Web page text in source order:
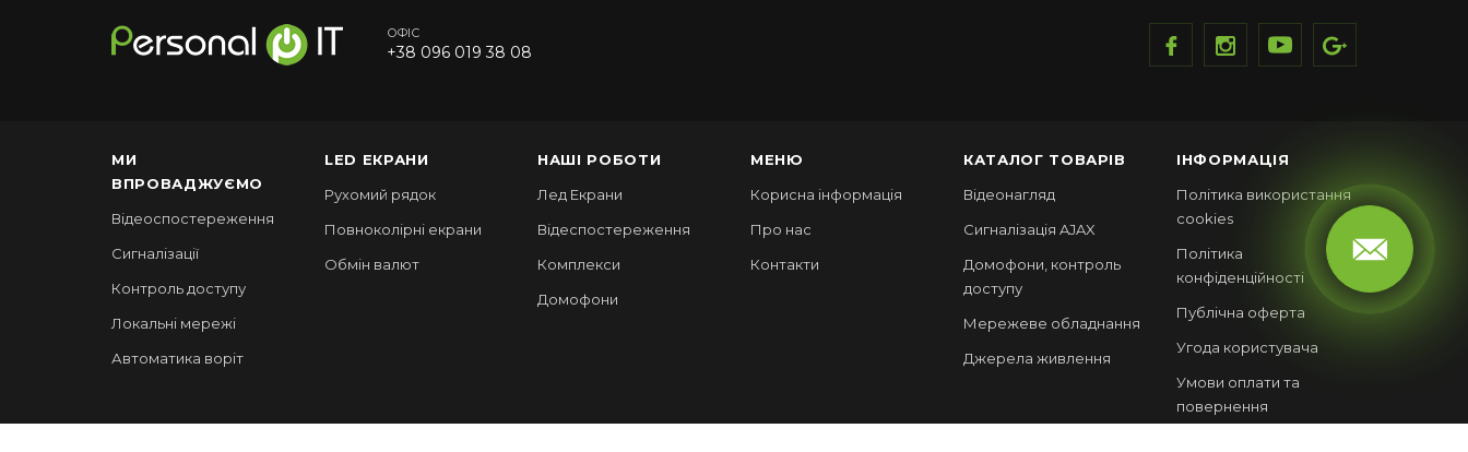
ОФІС
+38 096 019 38 08
МИ
ВПРОВАДЖУЄМО
Відеоспостереження
Сигналізації
Контроль доступу
Локальні мережі
Автоматика воріт
LED ЕКРАНИ
Рухомий рядок
Повноколірні екрани
Обмін валют
НАШІ РОБОТИ
Лед Екрани
Відеспостереження
Комплекси
Домофони
МЕНЮ
Корисна інформація
Про нас
Контакти
КАТАЛОГ ТОВАРІВ
Відеонагляд
Сигналізація AJAX
Домофони, контроль
доступу
Мережеве обладнання
Джерела живлення
ІНФОРМАЦІЯ
Політика використання
cookies
Політика
конфіденційності
Публічна оферта
Угода користувача
Умови оплати та
повернення